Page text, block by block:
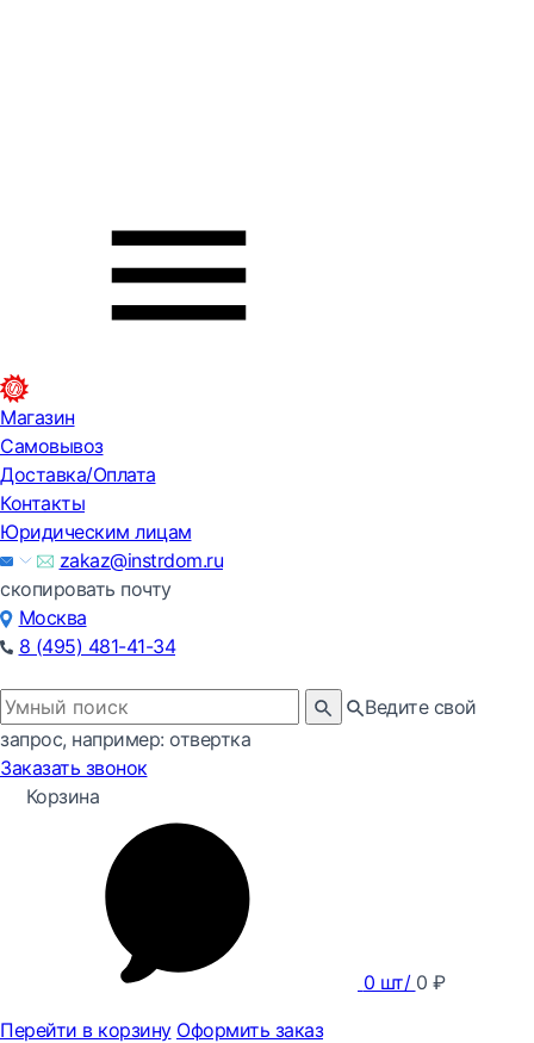
Магазин
Самовывоз
Доставка/Оплата
Контакты
Юридическим лицам
zakaz@instrdom.ru
скопировать почту
Москва
8 (495) 481-41-34
Ведите свой
запрос, например: отвертка
Заказать звонок
Корзина
0 шт/ 0 ₽
Перейти в корзину Оформить заказ